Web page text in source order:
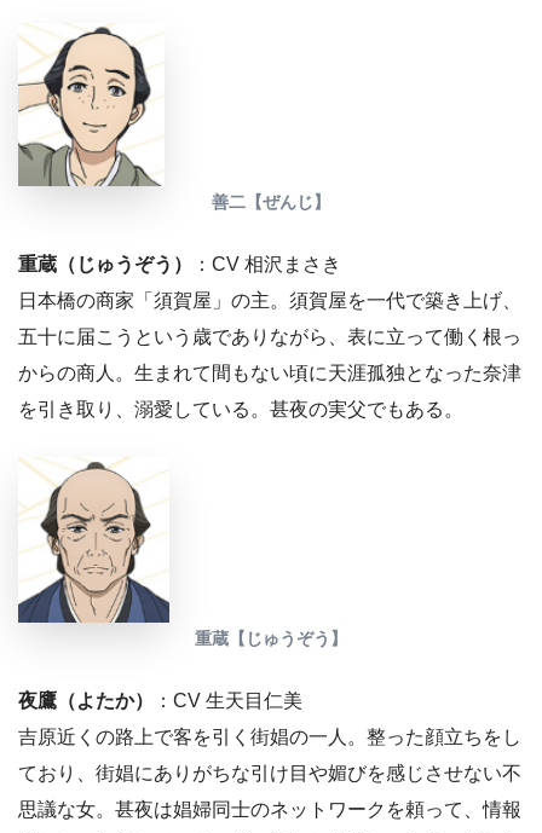
善二【ぜんじ】
重蔵（じゅうぞう）
：CV 相沢まさき
日本橋の商家「須賀屋」の主。須賀屋を一代で築き上げ、
五十に届こうという歳でありながら、表に立って働く根っ
からの商人。生まれて間もない頃に天涯孤独となった奈津
を引き取り、溺愛している。甚夜の実父でもある。
重蔵【じゅうぞう】
夜鷹（よたか）
：CV 生天目仁美
吉原近くの路上で客を引く街娼の一人。整った顔立ちをし
ており、街娼にありがちな引け目や媚びを感じさせない不
思議な女。甚夜は娼婦同士のネットワークを頼って、情報